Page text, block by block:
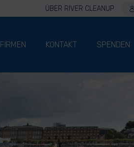
ÜBER RIVER CLEANUP
FIRMEN KONTAKT SPENDEN